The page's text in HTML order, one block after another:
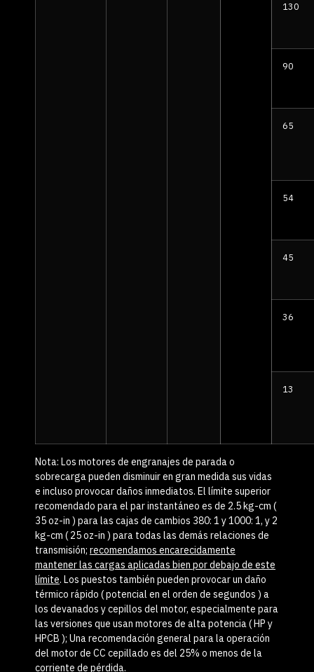
130
90
65
54
45
36
13
Nota: Los motores de engranajes de parada o
sobrecarga pueden disminuir en gran medida sus vidas
e incluso provocar daños inmediatos. El límite superior
recomendado para el par instantáneo es de 2.5 kg-cm (
35 oz-in ) para las cajas de cambios 380: 1 y 1000: 1, y 2
kg-cm ( 25 oz-in ) para todas las demás relaciones de
transmisión; recomendamos encarecidamente
mantener las cargas aplicadas bien por debajo de este
límite. Los puestos también pueden provocar un daño
térmico rápido ( potencial en el orden de segundos ) a
los devanados y cepillos del motor, especialmente para
las versiones que usan motores de alta potencia ( HP y
HPCB ); Una recomendación general para la operación
del motor de CC cepillado es del 25% o menos de la
corriente de pérdida.